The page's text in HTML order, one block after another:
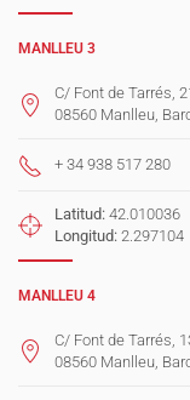
MANLLEU 3
C/ Font de Tarrés,
08560 Manlleu,
+ 34 938 517 280
Latitud: 42.010036
Longitud: 2.297104
MANLLEU 4
C/ Font de Tarrés,
08560 Manlleu,